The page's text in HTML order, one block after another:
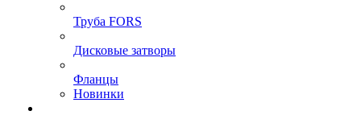
Труба FORS
Дисковые затворы
Фланцы
Новинки